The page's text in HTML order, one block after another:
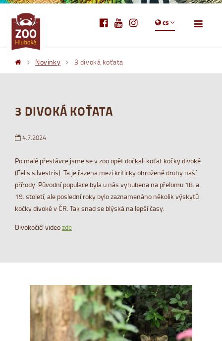
cs
Novinky 3 divoká koťata
3 DIVOKÁ KOŤATA
4.7.2024
Po malé přestávce jsme se v zoo opět dočkali koťat kočky divoké
(Felis silvestris). Ta je řazena mezi kriticky ohrožené druhy naší
přírody. Původní populace byla u nás vyhubena na přelomu 18. a
19. století, ale poslední roky bylo zaznamenáno několik výskytů
kočky divoké v ČR. Tak snad se blýská na lepší časy.
Divokočičí videozde